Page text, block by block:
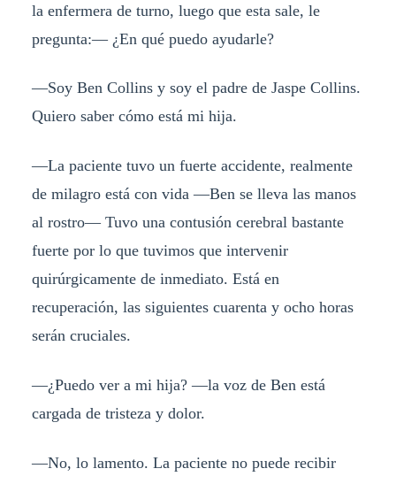
la enfermera de turno, luego que esta sale, le
pregunta:— ¿En qué puedo ayudarle?
—Soy Ben Collins y soy el padre de Jaspe Collins.
Quiero saber cómo está mi hija.
—La paciente tuvo un fuerte accidente, realmente
de milagro está con vida —Ben se lleva las manos
al rostro— Tuvo una contusión cerebral bastante
fuerte por lo que tuvimos que intervenir
quirúrgicamente de inmediato. Está en
recuperación, las siguientes cuarenta y ocho horas
serán cruciales.
—¿Puedo ver a mi hija? —la voz de Ben está
cargada de tristeza y dolor.
—No, lo lamento. La paciente no puede recibir